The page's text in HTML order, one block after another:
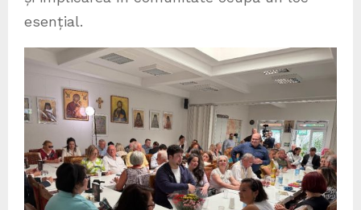
esențial.